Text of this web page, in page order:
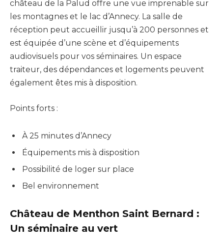
château de la Palud offre une vue imprenable sur
les montagnes et le lac d’Annecy. La salle de
réception peut accueillir jusqu’à 200 personnes et
est équipée d’une scène et d’équipements
audiovisuels pour vos séminaires. Un espace
traiteur, des dépendances et logements peuvent
également êtes mis à disposition.
Points forts :
À 25 minutes d’Annecy
Équipements mis à disposition
Possibilité de loger sur place
Bel environnement
Château de Menthon Saint Bernard :
Un séminaire au vert